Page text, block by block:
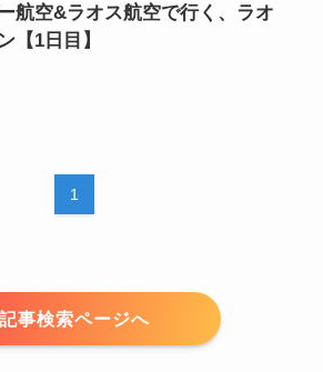
航空&ラオス航空で行く、ラオ
【1日目】
1
記事検索ページへ